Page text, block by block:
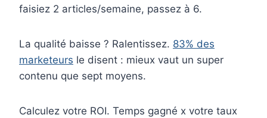
faisiez 2 articles/semaine, passez à 6.
La qualité baisse ? Ralentissez. 83% des
marketeurs le disent : mieux vaut un super
contenu que sept moyens.
Calculez votre ROI. Temps gagné x votre taux